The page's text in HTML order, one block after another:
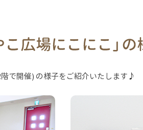
で開催) の様子をご紹介いたします♪